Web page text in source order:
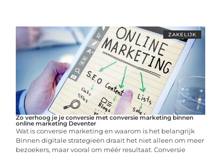
ZAKELIJK
Zo verhoog je je conversie met conversie marketing binnen
online marketing Deventer
Wat is conversie marketing en waarom is het belangrijk
Binnen digitale strategieën draait het niet alleen om meer
bezoekers, maar vooral om méér resultaat. Conversie